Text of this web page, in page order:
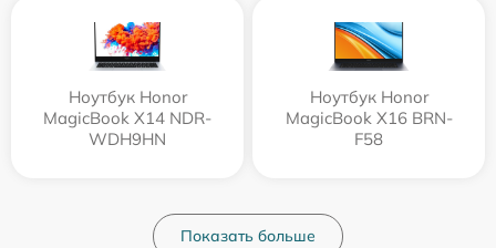
Ноутбук Honor
MagicBook X14 NDR-
WDH9HN
Ноутбук Honor
MagicBook X16 BRN-
F58
Показать больше